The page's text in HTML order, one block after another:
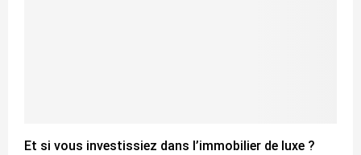
Et si vous investissiez dans l’immobilier de luxe ?